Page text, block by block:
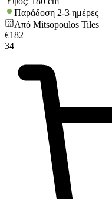
Παράδοση 2-3 ημέρες
Από Mitsopoulos Tiles
€182
34